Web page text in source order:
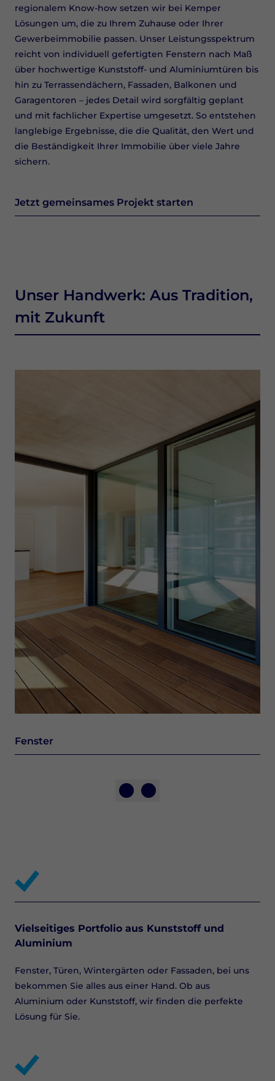
regionalem Know-how setzen wir bei Kemper
Lösungen um, die zu Ihrem Zuhause oder Ihrer
Gewerbeimmobilie passen. Unser Leistungsspektrum
reicht von individuell gefertigten Fenstern nach Maß
über hochwertige Kunststoff- und Aluminiumtüren bis
hin zu Terrassendächern, Fassaden, Balkonen und
Garagentoren – jedes Detail wird sorgfältig geplant
und mit fachlicher Expertise umgesetzt. So entstehen
langlebige Ergebnisse, die die Qualität, den Wert und
die Beständigkeit Ihrer Immobilie über viele Jahre
sichern.
Jetzt gemeinsames Projekt starten
Unser Handwerk: Aus Tradition,
mit Zukunft
Fenster
Vielseitiges Portfolio aus Kunststoff und
Aluminium
Fenster, Türen, Wintergärten oder Fassaden, bei uns
bekommen Sie alles aus einer Hand. Ob aus
Aluminium oder Kunststoff, wir finden die perfekte
Lösung für Sie.